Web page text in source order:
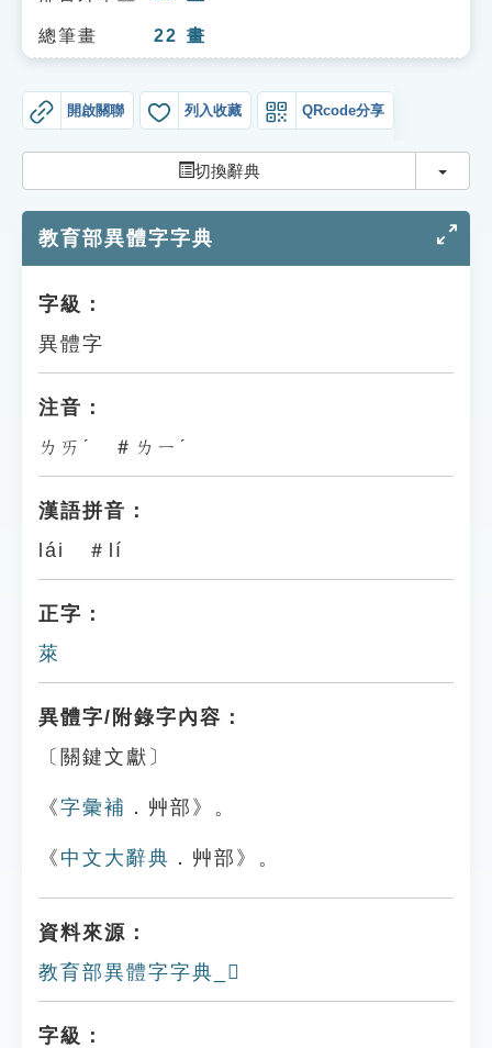
單字索引
貓頭鷹博士
總筆畫 22 畫
開啟關聯 列入收藏 QRcode分享
切換辭典 切換
教育部異體字字典
字級：
異體字
注音：
ㄌㄞˊ ＃ㄌㄧˊ
漢語拼音：
lái ＃lí
正字：
萊
異體字/附錄字內容：
〔關鍵文獻〕
《字彙補 ．艸部》。
《 中文大辭典 ．艸部》。
資料來源：
教育部異體字字典_𧄚
字級：